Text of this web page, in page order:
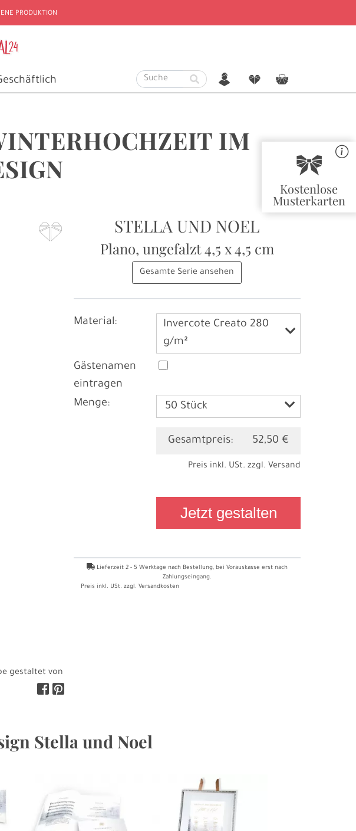
r
Kostenlose
Musterkarten
PRODUKTION
n f c
IM
F
gestaltet von
STELLA UND NOEL
Plano, ungefalzt4,5 x 4,5 cm
Gesamte Serie ansehen
Material:
Invercote Creato 280
g/m²
Gästenamen
eintragen
Menge:
Gesamtpreis: 52,50 €
Preis inkl. USt. zzgl. Versand
Jetzt gestalten
Lieferzeit 2 - 5 Werktage nach Bestellung, bei Vorauskasse erst nach
Zahlungseingang.
Preis inkl. USt. zzgl. Versandkosten
Stella und Noel